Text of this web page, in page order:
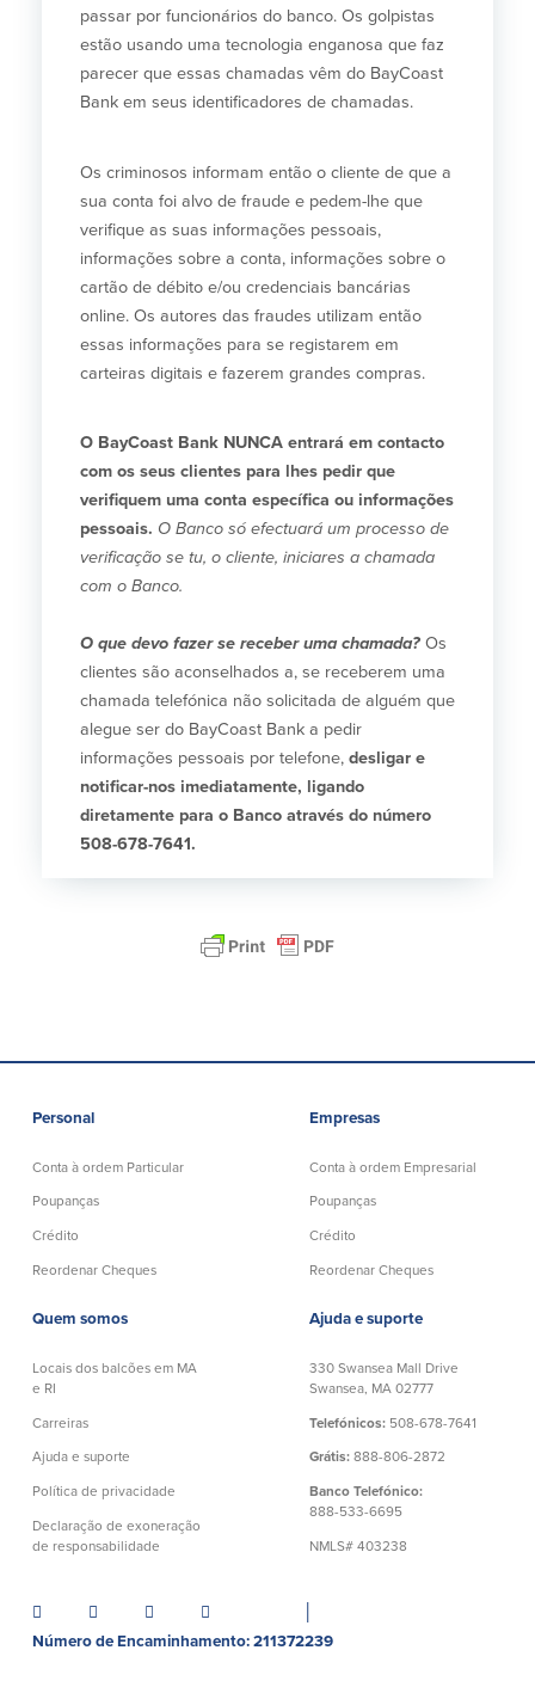
passar por funcionários do banco. Os golpistas
estão usando uma tecnologia enganosa que faz
parecer que essas chamadas vêm do BayCoast
Bank em seus identificadores de chamadas.
Os criminosos informam então o cliente de que a
sua conta foi alvo de fraude e pedem-lhe que
verifique as suas informações pessoais,
informações sobre a conta, informações sobre o
cartão de débito e/ou credenciais bancárias
online. Os autores das fraudes utilizam então
essas informações para se registarem em
carteiras digitais e fazerem grandes compras.
O BayCoast Bank NUNCA entrará em contacto
com os seus clientes para lhes pedir que
verifiquem uma conta específica ou informações
pessoais. O Banco só efectuará um processo de
verificação se tu, o cliente, iniciares a chamada
com o Banco.
O que devo fazer se receber uma chamada? Os
clientes são aconselhados a, se receberem uma
chamada telefónica não solicitada de alguém que
alegue ser do BayCoast Bank a pedir
informações pessoais por telefone, desligar e
notificar-nos imediatamente, ligando
diretamente para o Banco através do número
508-678-7641.
Personal
Conta à ordem Particular
Poupanças
Crédito
Reordenar Cheques
Empresas
Conta à ordem Empresarial
Poupanças
Crédito
Reordenar Cheques
Quem somos
Locais dos balcões em MA
e RI
Carreiras
Ajuda e suporte
Política de privacidade
Declaração de exoneração
de responsabilidade
Ajuda e suporte
330 Swansea Mall Drive
Swansea, MA 02777
Telefónicos: 508-678-7641
Grátis: 888-806-2872
Banco Telefónico:
888-533-6695
NMLS# 403238
Número de Encaminhamento: 211372239